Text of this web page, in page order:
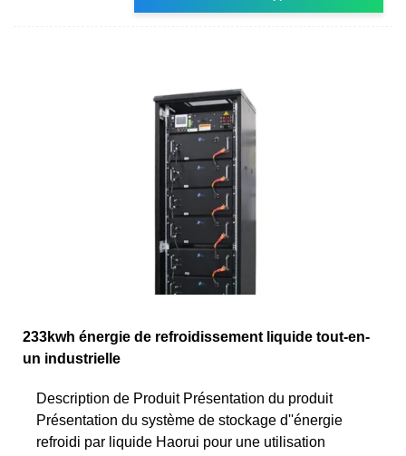
233kwh énergie de refroidissement liquide tout-en-
un industrielle
Description de Produit Présentation du produit
Présentation du système de stockage d''énergie
refroidi par liquide Haorui pour une utilisation